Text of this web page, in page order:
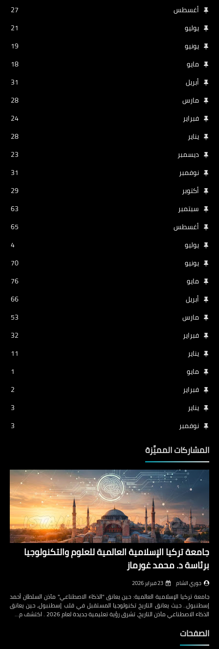
أغسطس
27
يوليو
21
يونيو
19
مايو
18
أبريل
31
مارس
28
فبراير
24
يناير
28
ديسمبر
23
نوفمبر
31
أكتوبر
29
سبتمبر
63
أغسطس
65
يوليو
4
يونيو
70
مايو
76
أبريل
66
مارس
53
فبراير
32
يناير
11
مايو
1
فبراير
2
يناير
3
نوفمبر
3
المشاركات المميَّزة
جامعة تركيا الإسلامية العالمية للعلوم والتكنولوجيا
برئاسة د. محمد غورماز
جوري الشام 23 فبراير 2026
جامعة تركيا الإسلامية العالمية: حين يعانق "الذكاء الاصطناعي" مآذن السلطان أحمد
إسطنبول.. حيث يعانق التاريخ تكنولوجيا المستقبل في قلب إسطنبول، حين يعانق
الذكاء الاصطناعي مآذن التاريخ، تشرق رؤية تعليمية جديدة لعام 2026 . اكتشف م…
الصفحات